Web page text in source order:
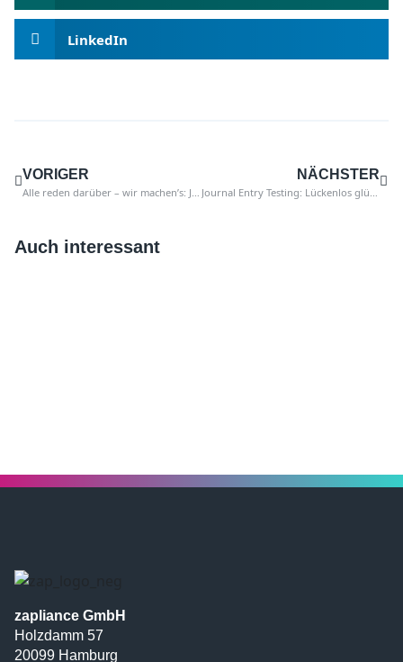
LinkedIn
VORIGER
Alle reden darüber – wir machen’s: Journal Entry Testing in SAP
NÄCHSTER
Journal Entry Testing: Lückenlos glücklich oder unglückliche Lücken?
Auch interessant
zapliance GmbH
Holzdamm 57
20099 Hamburg